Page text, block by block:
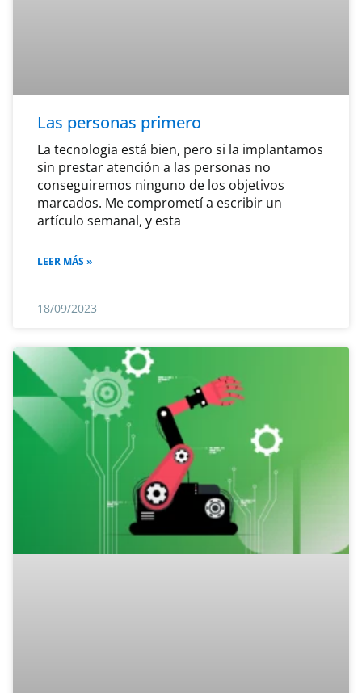
Las personas primero
La tecnologia está bien, pero si la implantamos
sin prestar atención a las personas no
conseguiremos ninguno de los objetivos
marcados. Me comprometí a escribir un
artículo semanal, y esta
LEER MÁS »
18/09/2023